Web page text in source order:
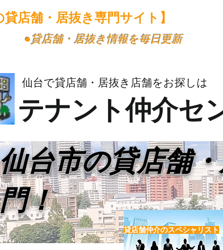
貸店舗・居抜き専門サイト】
​●貸店舗・居抜き情報を毎日更新
仙台で貸店舗・居抜き店舗をお探しは
テナント仲介セ
仙台市の貸店舗
門！
貸店舗仲介のスペシャリスト